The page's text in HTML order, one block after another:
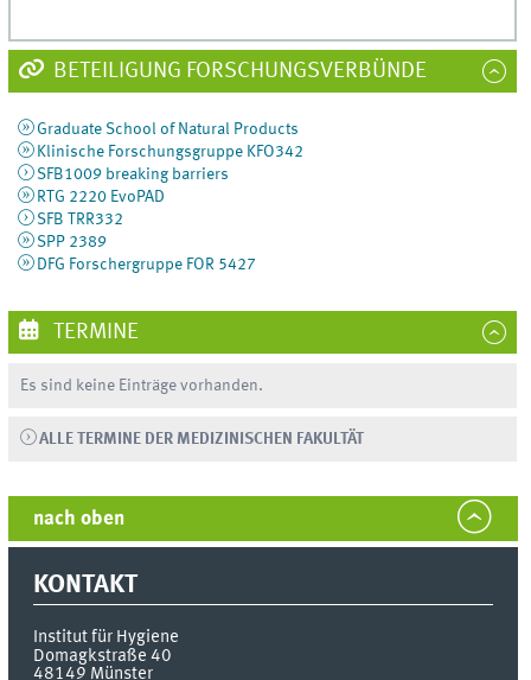
BETEILIGUNG FORSCHUNGSVERBÜNDE
Graduate School of Natural Products
Klinische Forschungsgruppe KFO342
SFB1009 breaking barriers
RTG 2220 EvoPAD
SFB TRR332
SPP 2389
DFG Forschergruppe FOR 5427
TERMINE
Es sind keine Einträge vorhanden.
ALLE TERMINE DER MEDIZINISCHEN FAKULTÄT
nach oben
KONTAKT
Institut für Hygiene
Domagkstraße 40
48149 Münster